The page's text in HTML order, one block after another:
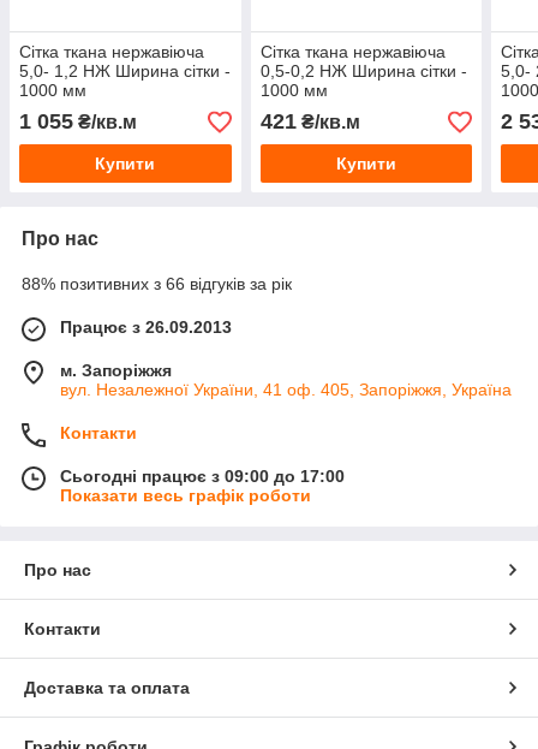
Сітка ткана нержавіюча
5,0- 1,2 НЖ Ширина сітки -
1000 мм
1 055 ₴/кв.м
Купити
Сітка ткана нержавіюча
0,5-0,2 НЖ Ширина сітки -
1000 мм
421₴/кв.м
Купити
5,0-
2
Про нас
88% позитивних з 66 відгуків за рік
Працює з 26.09.2013
м. Запоріжжя
вул. Незалежної України, 41 оф. 405, Запоріжжя, Україна
Контакти
Сьогодні працює з 09:00 до 17:00
Показати весь графік роботи
Про нас
Контакти
Доставка та оплата